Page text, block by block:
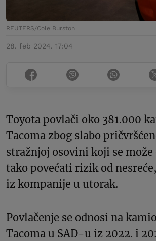
REUTERS/Cole Burston
28. feb 2024. 17:04
Toyota povlači oko 381.000
Tacoma zbog slabo
stražnjoj osovini koji se
tako povećati rizik od
iz kompanije u utorak.
Povlačenje se odnosi na
Tacoma u SAD-u iz 2022. i